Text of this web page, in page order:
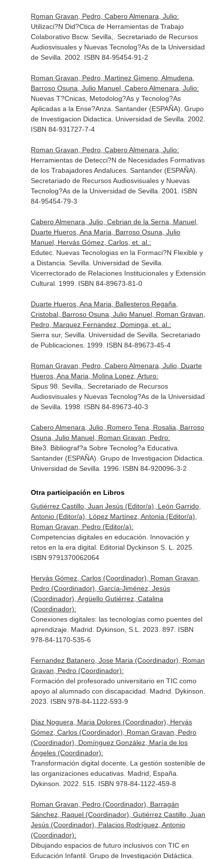
Roman Gravan, Pedro, Cabero Almenara, Julio:
Utilizaci?N Did?Ctica de Herramientas de Trabajo
Colaborativo Bscw. Sevilla,. Secretariado de Recursos
Audiosvisuales y Nuevas Tecnolog?As de la Universidad
de Sevilla. 2002. ISBN 84-95454-91-2
Roman Gravan, Pedro, Martinez Gimeno, Almudena,
Barroso Osuna, Julio Manuel, Cabero Almenara, Julio:
Nuevas T?Cnicas, Metodolog?As y Tecnolog?As
Aplicadas a la Ense?Anza. Santander (ESPAÑA). Grupo
de Investigacion Didactica. Universidad de Sevilla. 2002.
ISBN 84-931727-7-4
Roman Gravan, Pedro, Cabero Almenara, Julio:
Herramientas de Detecci?N de Necesidades Formativas
de los Trabajadores Andaluces. Santander (ESPAÑA).
Secretariado de Recursos Audiosvisuales y Nuevas
Tecnolog?As de la Universidad de Sevilla. 2001. ISBN
84-95454-79-3
Cabero Almenara, Julio, Cebrian de la Serna, Manuel,
Duarte Hueros, Ana Maria, Barroso Osuna, Julio
Manuel, Hervás Gómez, Carlos, et. al.:
Edutec. Nuevas Tecnologias en la Formaci?N Flexible y
a Distancia. Sevilla. Universidad de Sevilla.
Vicerrectorado de Relaciones Institucionales y Extensión
Cultural. 1999. ISBN 84-89673-81-0
Duarte Hueros, Ana Maria, Ballesteros Regaña,
Cristobal, Barroso Osuna, Julio Manuel, Roman Gravan,
Pedro, Marquez Fernandez, Dominga, et. al.:
Sierra sur, Sevilla. Universidad de Sevilla. Secretariado
de Publicaciones. 1999. ISBN 84-89673-45-4
Roman Gravan, Pedro, Cabero Almenara, Julio, Duarte
Hueros, Ana Maria, Molina Lopez, Arturo:
Sipus 98. Sevilla,. Secretariado de Recursos
Audiosvisuales y Nuevas Tecnolog?As de la Universidad
de Sevilla. 1998. ISBN 84-89673-40-3
Cabero Almenara, Julio, Romero Tena, Rosalia, Barroso
Osuna, Julio Manuel, Roman Gravan, Pedro:
Bite3. Bibliograf?a Sobre Tecnolog?a Educativa.
Santander (ESPAÑA). Grupo de Investigacion Didactica.
Universidad de Sevilla. 1996. ISBN 84-920096-3-2
Otra participación en Libros
Gutiérrez Castillo, Juan Jesús (Editor/a), León Garrido,
Antonio (Editor/a), López Martínez, Antonia (Editor/a),
Roman Gravan, Pedro (Editor/a):
Competencias digitales en educación. Innovación y
retos en la era digital. Editorial Dyckinson S. L. 2025.
ISBN 9791370062064
Hervás Gómez, Carlos (Coordinador), Roman Gravan,
Pedro (Coordinador), García-Jiménez, Jesús
(Coordinador), Argüello Gutiérrez, Catalina
(Coordinador):
Conexiones digitales: las tecnologías como puentes del
aprendizaje. Madrid. Dykinson, S.L. 2023. 897. ISBN
978-84-1170-535-6
Fernandez Batanero, Jose Maria (Coordinador), Roman
Gravan, Pedro (Coordinador):
Formación del profesorado universitario en TIC como
apoyo al alumnado con discapacidad. Madrid. Dykinson.
2023. ISBN 978-84-1122-593-9
Diaz Noguera, Maria Dolores (Coordinador), Hervás
Gómez, Carlos (Coordinador), Roman Gravan, Pedro
(Coordinador), Domínguez González, María de los
Ángeles (Coordinador):
Transformación digital docente. La gestión sostenible de
las organizaciones educativas. Madrid, España.
Dykinson. 2022. 515. ISBN 978-84-1122-459-8
Roman Gravan, Pedro (Coordinador), Barragán
Sánchez, Raquel (Coordinador), Gutiérrez Castillo, Juan
Jesús (Coordinador), Palacios Rodríguez, Antonio
(Coordinador):
Dibujando espacios de futuro inclusivos con TIC en
Educación Infantil. Grupo de Investigación Didáctica.